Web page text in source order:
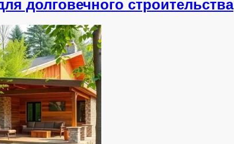
долговечного строительства